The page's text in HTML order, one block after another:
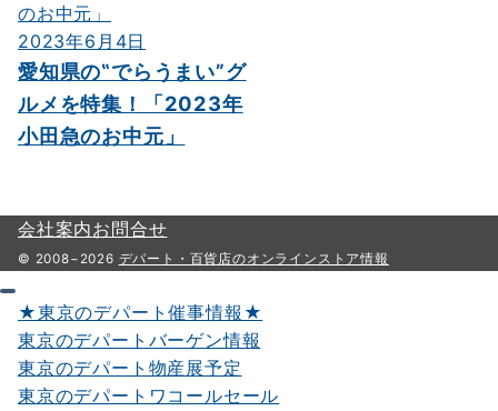
2023年6月4日
愛知県の‟でらうまい”グ
ルメを特集！「2023年
小田急のお中元」
会社案内お問合せ
© 2008−2026 デパート・百貨店のオンラインストア情報
★東京のデパート催事情報★
東京のデパートバーゲン情報
東京のデパート物産展予定
東京のデパートワコールセール